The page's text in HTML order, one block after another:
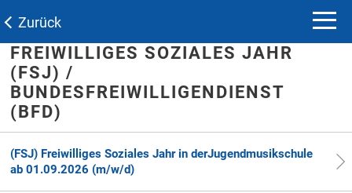
Zurück
FREIWILLIGES SOZIALES JAHR
(FSJ) /
BUNDESFREIWILLIGENDIENST
(BFD)
(FSJ) Freiwilliges Soziales Jahr in derJugendmusikschule
ab 01.09.2026 (m/w/d)